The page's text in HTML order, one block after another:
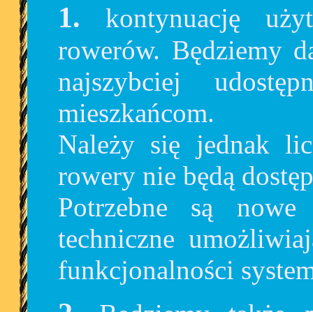
1. kontynuację użytkowania i obsługi 1224
rowerów. Będziemy
najszybciej
mieszkańcom.
Należy się jednak
rowery nie będą
Potrzebne są
techniczne
funkcjonalności